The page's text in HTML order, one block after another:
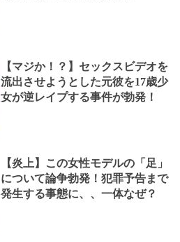
【マジか！？】セックスビデオを
流出させようとした元彼を17歳少
女が逆レイプする事件が勃発！
【炎上】この女性モデルの「足」
について論争勃発！犯罪予告まで
発生する事態に、、一体なぜ？